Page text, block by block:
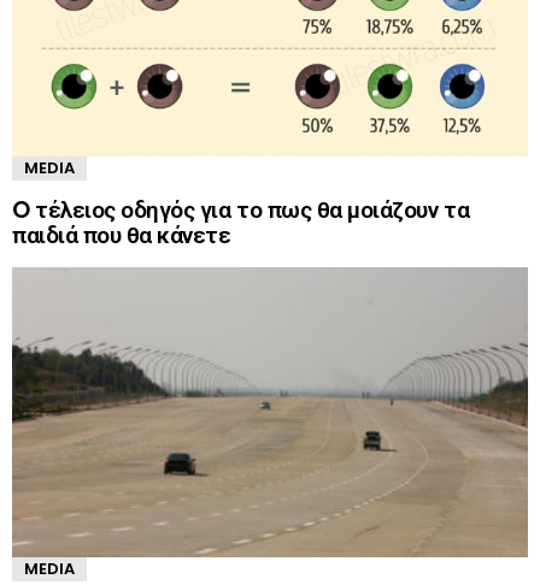
MEDIA
O τέλειος οδηγός για το πως θα μοιάζουν τα
παιδιά που θα κάνετε
MEDIA